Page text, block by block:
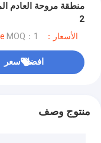
2
الأسعار：usd65-105 per piece MOQ：1 قطعة
افضل سعر
منتوج وصف